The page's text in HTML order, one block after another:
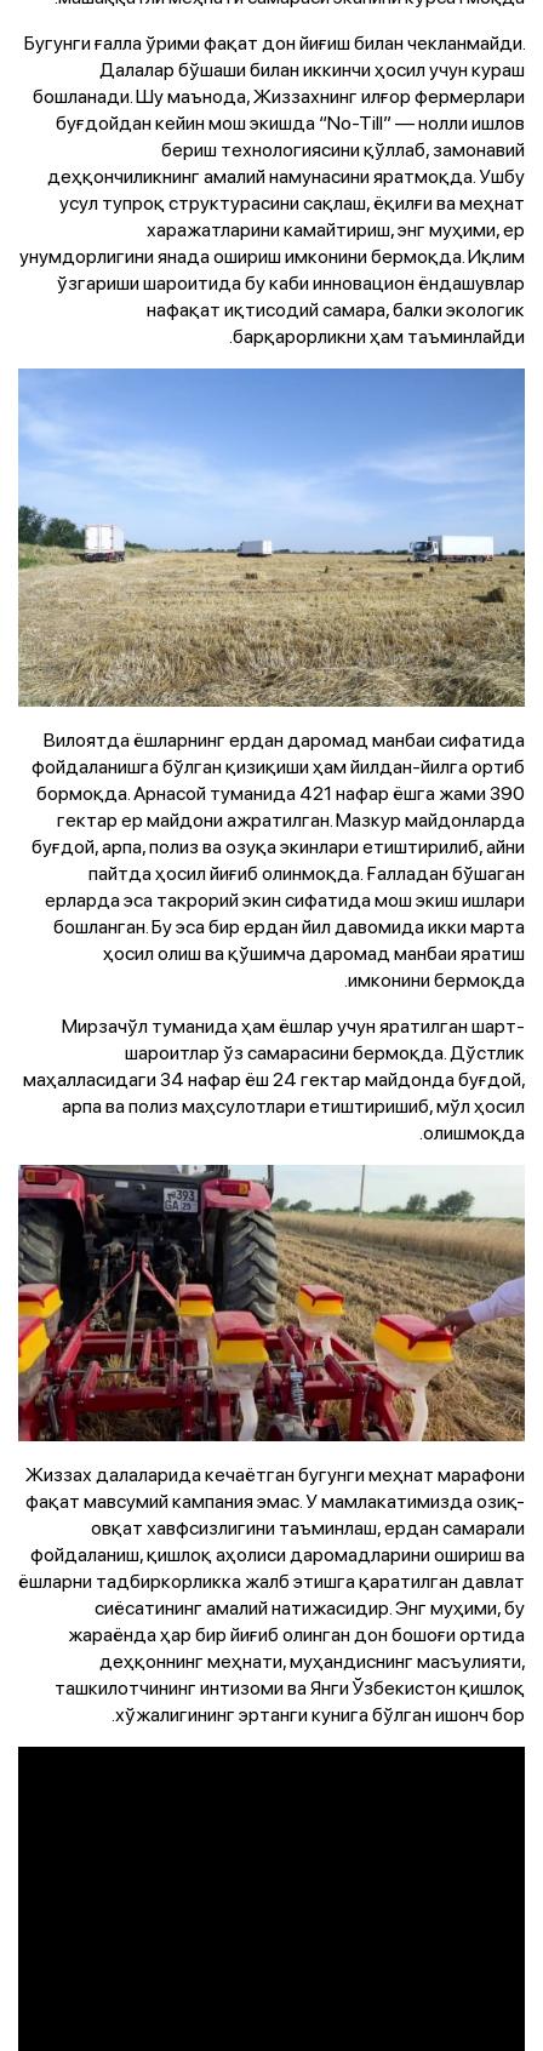
Бугунги ғалла ўрими фақат дон йиғиш билан чекланмайди.
Далалар бўшаши билан иккинчи ҳосил учун кураш
бошланади. Шу маънода, Жиззахнинг илғор фермерлари
буғдойдан кейин мош экишда “No-Till” — нолли ишлов
бериш технологиясини қўллаб, замонавий
деҳқончиликнинг амалий намунасини яратмоқда. Ушбу
усул тупроқ структурасини сақлаш, ёқилғи ва меҳнат
харажатларини камайтириш, энг муҳими, ер
унумдорлигини янада ошириш имконини бермоқда. Иқлим
ўзгариши шароитида бу каби инновацион ёндашувлар
нафақат иқтисодий самара, балки экологик
барқарорликни ҳам таъминлайди.
Вилоятда ёшларнинг ердан даромад манбаи сифатида
фойдаланишга бўлган қизиқиши ҳам йилдан-йилга ортиб
бормоқда. Арнасой туманида 421 нафар ёшга жами 390
гектар ер майдони ажратилган. Мазкур майдонларда
буғдой, арпа, полиз ва озуқа экинлари етиштирилиб, айни
пайтда ҳосил йиғиб олинмоқда. Ғалладан бўшаган
ерларда эса такрорий экин сифатида мош экиш ишлари
бошланган. Бу эса бир ердан йил давомида икки марта
ҳосил олиш ва қўшимча даромад манбаи яратиш
имконини бермоқда.
Мирзачўл туманида ҳам ёшлар учун яратилган шарт-
шароитлар ўз самарасини бермоқда. Дўстлик
маҳалласидаги 34 нафар ёш 24 гектар майдонда буғдой,
арпа ва полиз маҳсулотлари етиштиришиб, мўл ҳосил
олишмоқда.
Жиззах далаларида кечаётган бугунги меҳнат марафони
фақат мавсумий кампания эмас. У мамлакатимизда озиқ-
овқат хавфсизлигини таъминлаш, ердан самарали
фойдаланиш, қишлоқ аҳолиси даромадларини ошириш ва
ёшларни тадбиркорликка жалб этишга қаратилган давлат
сиёсатининг амалий натижасидир. Энг муҳими, бу
жараёнда ҳар бир йиғиб олинган дон бошоғи ортида
деҳқоннинг меҳнати, муҳандиснинг масъулияти,
ташкилотчининг интизоми ва Янги Ўзбекистон қишлоқ
хўжалигининг эртанги кунига бўлган ишонч бор.